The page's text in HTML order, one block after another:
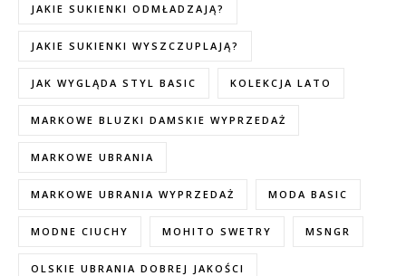
JAKIE SUKIENKI ODMŁADZAJĄ?
JAKIE SUKIENKI WYSZCZUPLAJĄ?
JAK WYGLĄDA STYL BASIC KOLEKCJA LATO
MARKOWE BLUZKI DAMSKIE WYPRZEDAŻ
MARKOWE UBRANIA
MARKOWE UBRANIA WYPRZEDAŻ MODA BASIC
MODNE CIUCHY MOHITO SWETRY MSNGR
OLSKIE UBRANIA DOBREJ JAKOŚCI